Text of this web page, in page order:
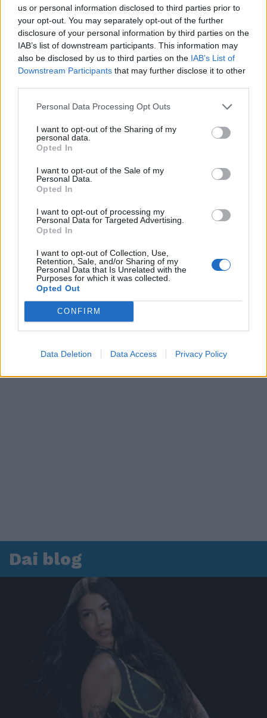
us or personal information disclosed to third parties prior to
your opt-out. You may separately opt-out of the further
disclosure of your personal information by third parties on the
IAB’s list of downstream participants. This information may
also be disclosed by us to third parties on the IAB’s List of
Downstream Participants that may further disclose it to other
Personal Data Processing Opt Outs
I want to opt-out of the Sharing of my
personal data.
Opted In
I want to opt-out of the Sale of my
Personal Data.
Opted In
I want to opt-out of processing my
Personal Data for Targeted Advertising.
Opted In
I want to opt-out of Collection, Use,
Retention, Sale, and/or Sharing of my
Personal Data that Is Unrelated with the
Purposes for which it was collected.
Opted Out
CONFIRM
Data Deletion Data Access Privacy Policy
00:00 01:16
Leonardo Maria Del Vecchio dall'ex compagna
in ospedale. Le dichiarazioni ai giornalisti
Dai blog